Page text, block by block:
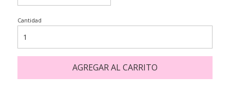
Cantidad
AGREGAR AL CARRITO